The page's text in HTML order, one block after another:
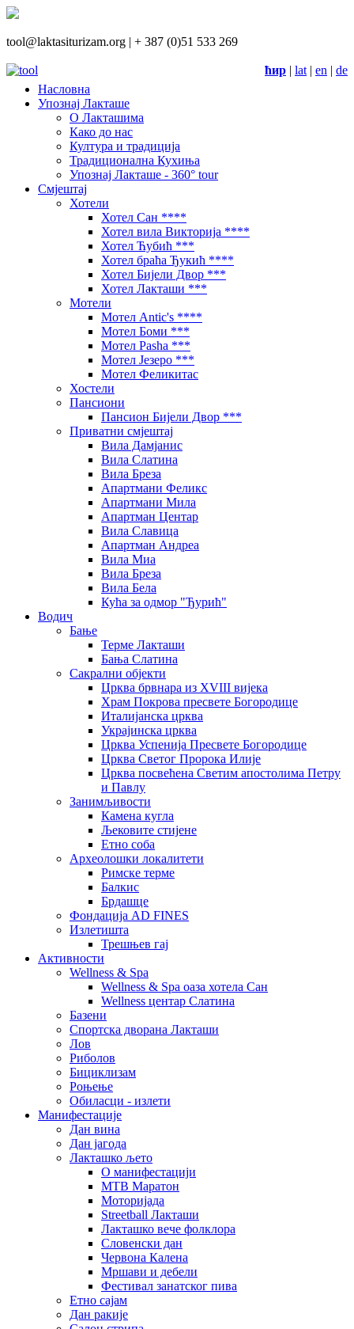
tool@laktasiturizam.org | + 387 (0)51 533 269
ћир | lat | en | de
Насловна
Упознај Лакташе
О Лакташима
Како до нас
Култура и традиција
Традиционална Кухиња
Упознај Лакташе - 360° tour
Смјештај
Хотели
Хотел Сан ****
Хотел вила Викторија ****
Хотел Ћубић ***
Хотел браћа Ђукић ****
Хотел Бијели Двор ***
Хотел Лакташи ***
Мотели
Мотел Antic's ****
Мотел Боми ***
Мотел Pasha ***
Мотел Језеро ***
Мотел Феликитас
Хостели
Пансиони
Пансион Бијели Двор ***
Приватни смјештај
Вила Дамјанис
Вила Слатина
Вила Бреза
Апартмани Феликс
Апартмани Мила
Апартман Центар
Вила Славица
Апартман Андреа
Вила Миа
Вила Бреза
Вила Бела
Кућа за одмор "Ђурић"
Водич
Бање
Терме Лакташи
Бања Слатина
Сакрални објекти
Црква брвнара из XVIII вијека
Храм Покрова пресвете Богородице
Италијанска црква
Украјинска црква
Црква Успенија Пресвете Богородице
Црква Светог Пророка Илије
Црква посвећена Светим апостолима Петру
и Павлу
Занимљивости
Камена кугла
Љековите стијене
Етно соба
Археолошки локалитети
Римске терме
Балкис
Брдашце
Фондација AD FINES
Излетишта
Трешњев гај
Активности
Wellness & Spa
Wellness & Spa оаза хотела Сан
Wellness центар Слатина
Базени
Спортска дворана Лакташи
Лов
Риболов
Бициклизам
Роњење
Обиласци - излети
Манифестације
Дан вина
Дан јагода
Лакташко љето
О манифестацији
MTB Маратон
Моторијада
Streetball Лакташи
Лакташко вече фолклора
Словенски дан
Червона Калена
Мршави и дебели
Фестивал занатског пива
Етно сајам
Дан ракије